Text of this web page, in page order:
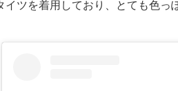
イツを着用しており、とても色っ